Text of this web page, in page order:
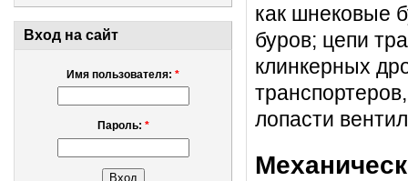
Вход на сайт
Имя пользователя: *
Пароль: *
как шнековые
буров; цепи
клинкерных
лопасти